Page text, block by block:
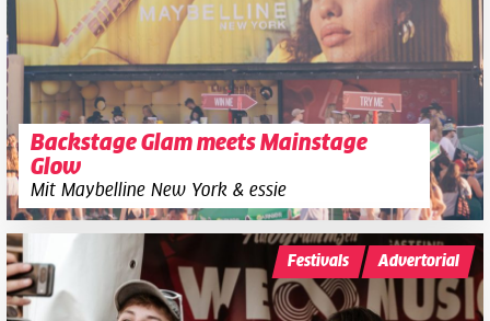
Backstage Glam meets Mainstage
Glow
Mit Maybelline New York & essie
Festivals Advertorial